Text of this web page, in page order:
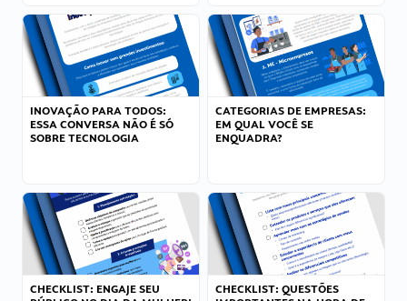
INOVAÇÃO PARA TODOS:
ESSA CONVERSA NÃO É SÓ
SOBRE TECNOLOGIA
CATEGORIAS DE EMPRESAS:
EM QUAL VOCÊ SE
ENQUADRA?
CHECKLIST: ENGAJE SEU
CHECKLIST: QUESTÕES